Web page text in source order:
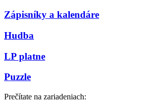
Zápisníky a kalendáre
Hudba
LP platne
Puzzle
Prečítate na zariadeniach: